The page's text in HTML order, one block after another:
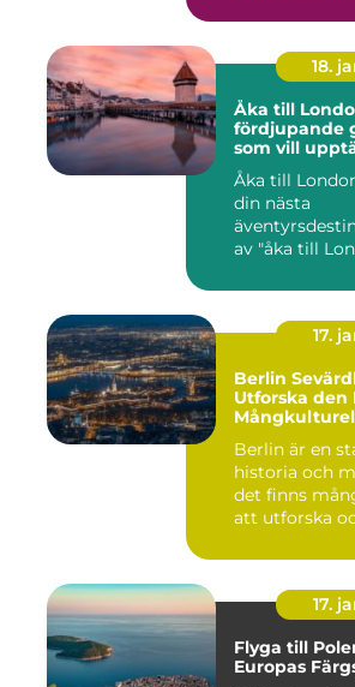
18.
Åka till
fördjupande
som vill
Åka till
din nästa
äventyrsdestination
17.
Berlin
Utforska den
Berlin är en
historia och
det finns
att utforska
17.
Flyga till
Europas